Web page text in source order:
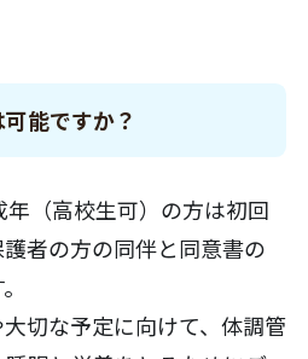
能ですか？
年（高校生可）の方は初回
者の方の同伴と同意書の
切な予定に向けて、体調管